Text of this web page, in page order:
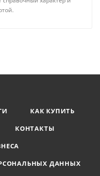
КАК КУПИТЬ
КОНТАКТЫ
ДАННЫХ